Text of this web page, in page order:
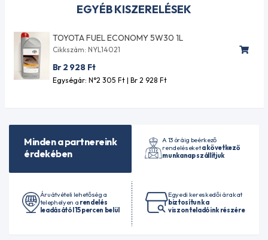
EGYÉB KISZERELÉSEK
TOYOTA FUEL ECONOMY 5W30 1L
Cikkszám: NYL14021
Br 2 928 Ft
Egységár: N°2 305 Ft| Br 2 928 Ft
Minden a partnereink
érdekében
A 13 óráig beérkező
rendeléseketa következő
munkanap szállítjuk
Áruátvételi lehetőség a
telephelyen a rendelés
leadásától 15 percen belül
Egyedi kereskedői árakat
biztosítunk a
viszonteladóink részére